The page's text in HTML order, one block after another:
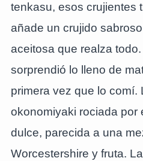
tenkasu, esos crujientes
añade un crujido
aceitosa que realza
sorprendió lo lleno de
primera vez que lo comí.
okonomiyaki rociada por
dulce, parecida a una
Worcestershire y fruta.